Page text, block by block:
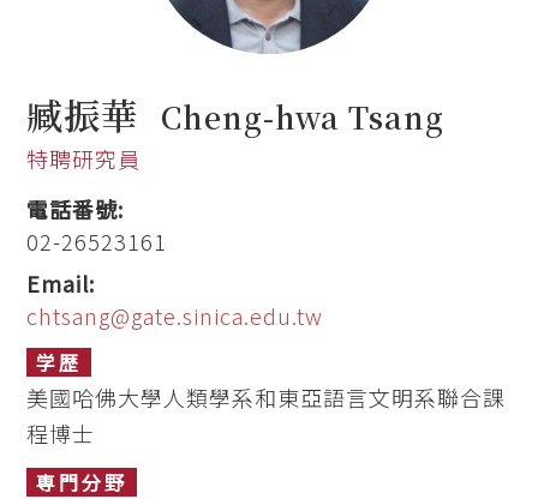
臧振華 Cheng-hwa Tsang
特聘研究員
電話番號:
02-26523161
Email:
chtsang@gate.sinica.edu.tw
学歴
美國哈佛大學人類學系和東亞語言文明系聯合課
程博士
専門分野